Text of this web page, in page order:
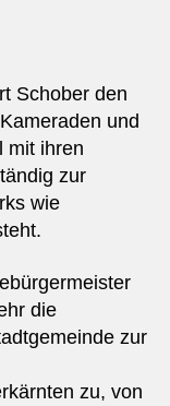
Schober den
und
mit ihren
zur
wie
die
zur
zu, von